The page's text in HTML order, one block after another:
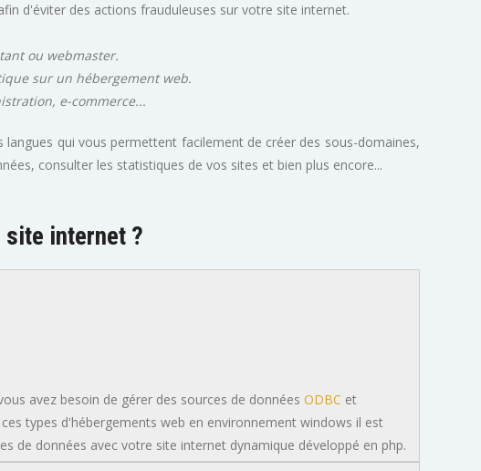
d'éviter des actions frauduleuses sur votre site internet.
ou webmaster.
sur un hébergement web.
e-commerce...
qui vous permettent facilement de créer des sous-domaines,
consulter les statistiques de vos sites et bien plus encore...
site internet ?
avez besoin de gérer des sources de donnéesODBC et
ces types d'hébergements web en environnement windows il est
de données avec votre site internet dynamique développé en php.